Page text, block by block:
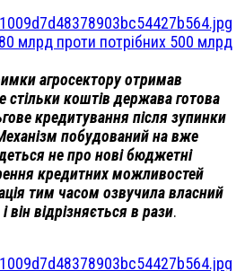
млрд проти потрібних 500 млрд
агросектору отримав
коштів держава готова
кредитування після зупинки
побудований на вже
не про нові бюджетні
кредитних можливостей
тим часом озвучила власний
відрізняється в рази.